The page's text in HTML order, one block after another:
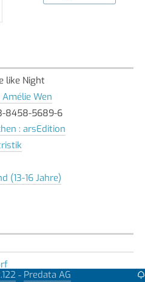
like Night
Amélie Wen
8458-5689-6
: arsEdition
(13-16 Jahre)
- Predata AG